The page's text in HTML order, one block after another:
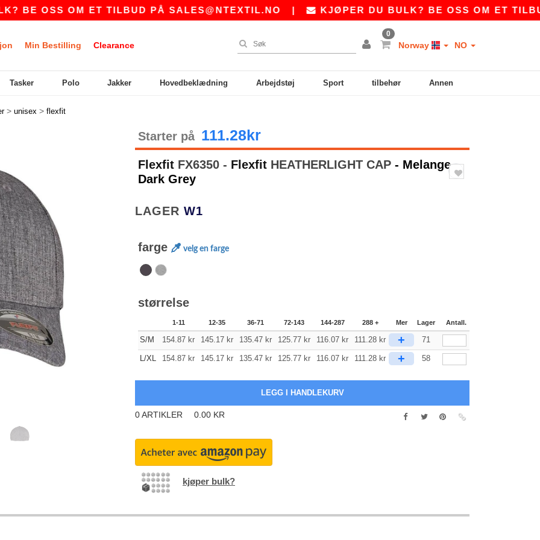
OSS OM ET TILBUD PÅSALES@NTEXTIL.NO| KJØPER DU BULK? BE OSS OM ET TILBUD
Min Bestilling Clearance
0
Norway NO
Tasker Polo Jakker Hovedbeklædning Arbejdstøj Sport tilbehør Annen
> unisex > flexfit
Starter på 111.28kr
Flexfit FX6350 - Flexfit HEATHERLIGHT CAP - Melange
Dark Grey
LAGER W1
farge velg en farge
størrelse
1-11 12-35 36-71 72-143 144-287 288 + Mer Lager Antall.
S/M 154.87 kr 145.17 kr 135.47 kr 125.77 kr 116.07 kr 111.28 kr + 71
L/XL 154.87 kr 145.17 kr 135.47 kr 125.77 kr 116.07 kr 111.28 kr + 58
0ARTIKLER 0.00 KR
kjøper bulk?